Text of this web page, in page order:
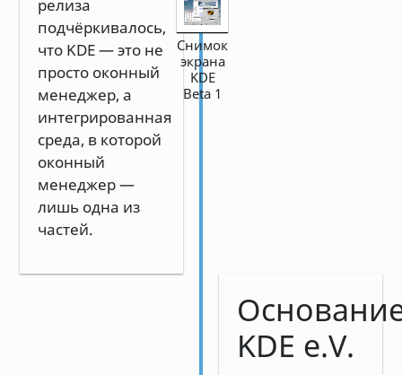
релиза
подчёркивалось,
что KDE — это не
просто оконный
менеджер, а
интегрированная
среда, в которой
оконный
менеджер —
лишь одна из
частей.
Снимок
экрана
KDE
Beta 1
KDE e.V.